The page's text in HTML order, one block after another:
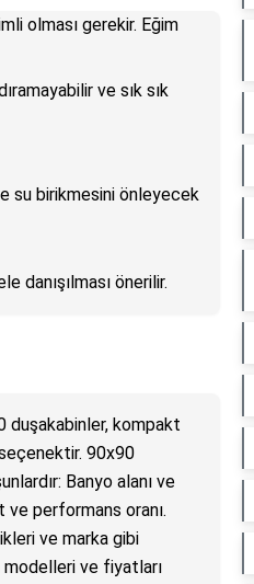
olması gerekir. Eğim
ve sık sık
su birikmesini önleyecek
danışılması önerilir.
duşakabinler, kompakt
90x90
Banyo alanı ve
ve performans oranı.
ve marka gibi
ve fiyatları